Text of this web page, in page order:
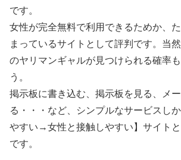
です。
女性が完全無料で利用できるためか、
まっているサイトとして評判です。当
のヤリマンギャルが見つけられる確率
う。
掲示板に書き込む、掲示板を見る、メ
る・・・など、シンプルなサービスし
やすい→女性と接触しやすい】サイト
です。